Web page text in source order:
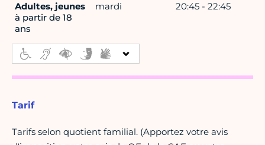
Adultes, jeunes
à partir de 18
ans
mardi 20:45 - 22:45
Tarif
Tarifs selon quotient familial. (Apportez votre avis